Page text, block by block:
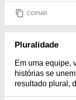
COPIAR
Pluralidade
Em uma equipe,
histórias se
resultado plural,